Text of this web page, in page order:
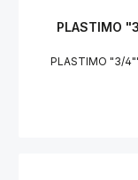
PLASTIMO
PLASTIMO "3/